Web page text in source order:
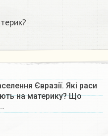
Євразії. Які раси
на материку? Що